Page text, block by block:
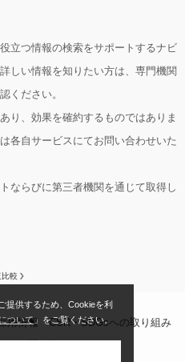
立つ情報の検索をサポートするナビ
しい情報を知りたい方は、専門機関
ください。
り、効果を確約するものではありま
各自サービスにてお問い合わせいた
ならびに第三者機関を通じて取得し
較
用情報
CSR・SDGsへの取り組み
提供するため、Cookieを利
ついて」をご覧ください。